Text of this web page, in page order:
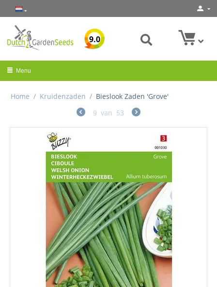
9.0
Menu
Home / Kruidenzaden / Bieslook Zaden 'Grove'
9 van 53